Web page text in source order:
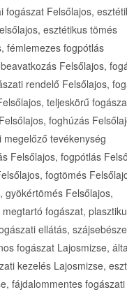
fogászat Felsőlajos,
esztétikus tömés
fémlemezes fogpótlás
Felsőlajos,
rendelő Felsőlajos,
teljeskörű
foghúzás
tevékenység
Felsőlajos, fogpótlás
fogtömés
gyökértömés Felsőlajos,
fogászat,
ellátás,
fogászat Lajosmizse,
kezelés Lajosmizse,
fájdalommentes fogászati